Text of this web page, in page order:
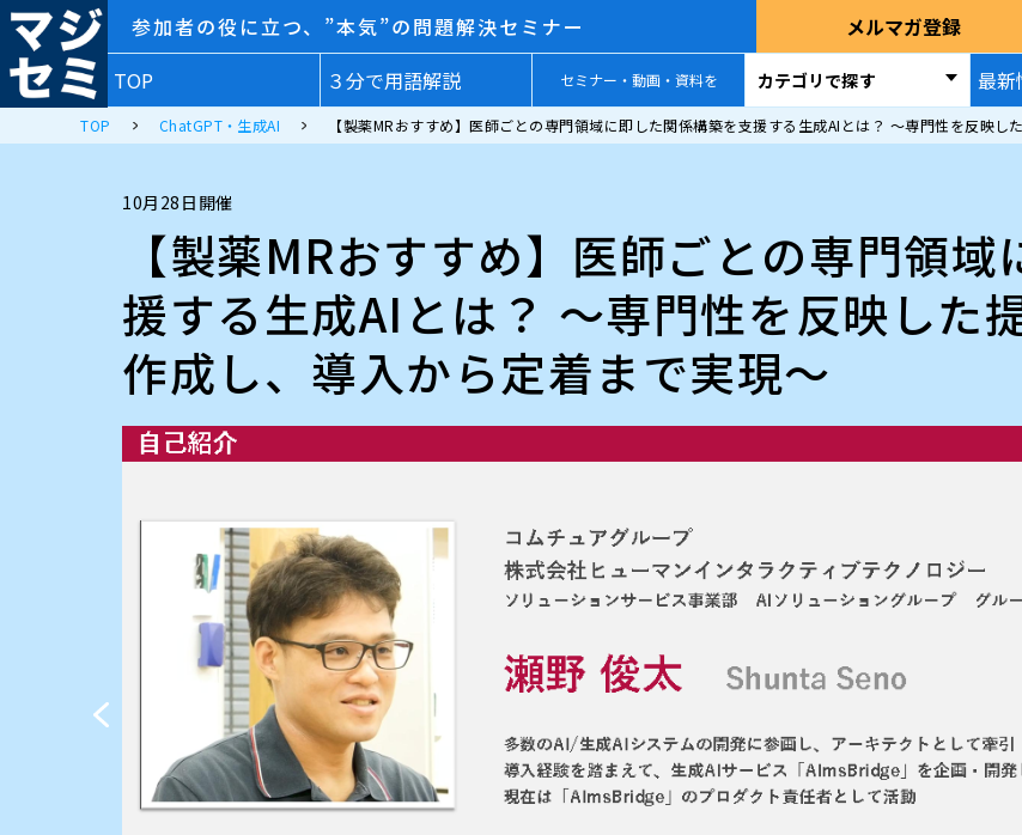
参加者の役に立つ、”本気”の問題解決セミナー メルマガ登録
TOP
３分で用語解説 セミナー・動画・資料を カテゴリで探す 最
TOP ChatGPT・生成AI 【製薬MRおすすめ】医師ごとの専門領域に即した関係構築を支援する生成AIとは？ ～専門性を反映
10月28日開催
【製薬MRおすすめ】医師ごとの専門領
援する生成AIとは？ ～専門性を反映した
作成し、導入から定着まで実現～